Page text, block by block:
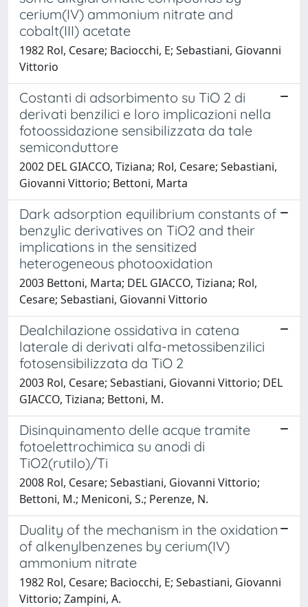
cerium(IV) ammonium nitrate and
cobalt(III) acetate
1982 Rol, Cesare; Baciocchi, E; Sebastiani, Giovanni
Vittorio
Costanti di adsorbimento su TiO 2 di
derivati benzilici e loro implicazioni nella
fotoossidazione sensibilizzata da tale
semiconduttore
2002 DEL GIACCO, Tiziana; Rol, Cesare; Sebastiani,
Giovanni Vittorio; Bettoni, Marta
Dark adsorption equilibrium constants of
benzylic derivatives on TiO2 and their
implications in the sensitized
heterogeneous photooxidation
2003 Bettoni, Marta; DEL GIACCO, Tiziana; Rol,
Cesare; Sebastiani, Giovanni Vittorio
Dealchilazione ossidativa in catena
laterale di derivati alfa-metossibenzilici
fotosensibilizzata da TiO 2
2003 Rol, Cesare; Sebastiani, Giovanni Vittorio; DEL
GIACCO, Tiziana; Bettoni, M.
Disinquinamento delle acque tramite
fotoelettrochimica su anodi di
TiO2(rutilo)/Ti
2008 Rol, Cesare; Sebastiani, Giovanni Vittorio;
Bettoni, M.; Meniconi, S.; Perenze, N.
Duality of the mechanism in the oxidation
of alkenylbenzenes by cerium(IV)
ammonium nitrate
1982 Rol, Cesare; Baciocchi, E; Sebastiani, Giovanni
Vittorio; Zampini, A.